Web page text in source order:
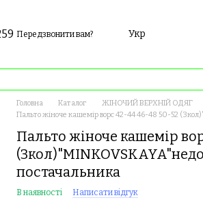
Передзвонити вам? Укр
Головна Каталог ЖІНОЧИЙ ВЕРХНІЙ ОДЯГ
Пальто жіноче кашемір ворс 42-44 46-48 50-52
Пальто жіноче кашемір
постачальника
В наявності Написати відгук